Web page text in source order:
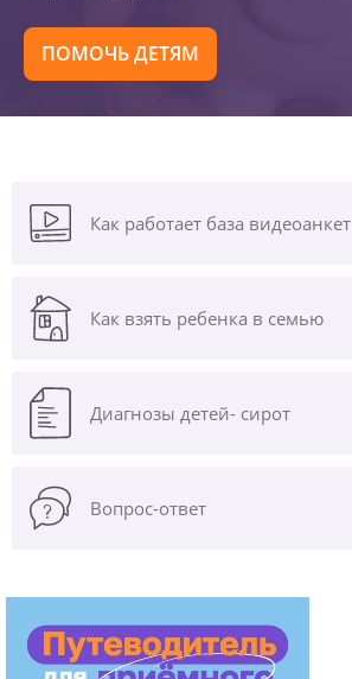
ПОМОЧЬ ДЕТЯМ
Как работает база видеоанкет
Как взять ребенка в семью
Диагнозы детей- сирот
Вопрос-ответ